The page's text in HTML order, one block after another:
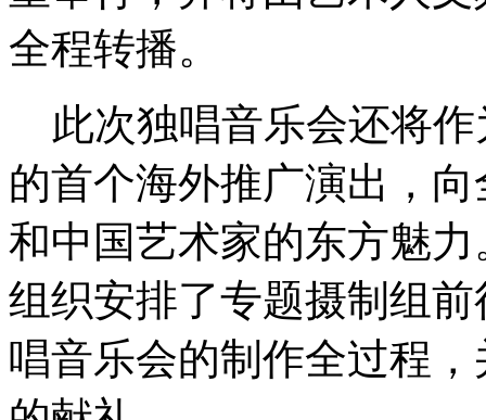
全程转播。
此次独唱音乐会还将作
的首个海外推广演出，
和中国艺术家的东方魅
组织安排了专题摄制组
唱音乐会的制作全过程